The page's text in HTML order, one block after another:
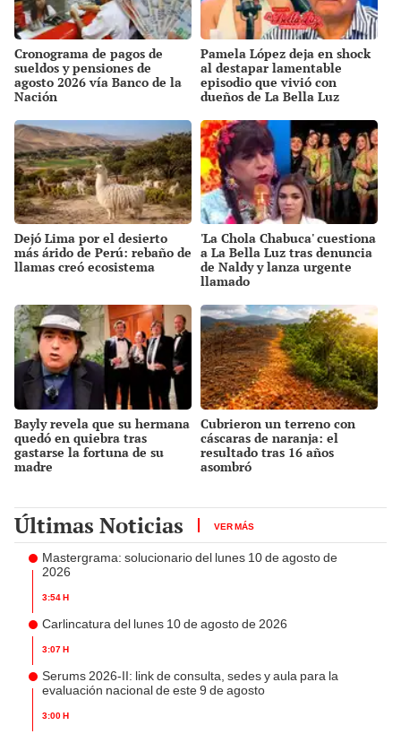
Cronograma de pagos de
sueldos y pensiones de
agosto 2026 vía Banco de la
Nación
Pamela López deja en shock
al destapar lamentable
episodio que vivió con
dueños de La Bella Luz
Dejó Lima por el desierto
más árido de Perú: rebaño de
llamas creó ecosistema
'La Chola Chabuca' cuestiona
a La Bella Luz tras denuncia
de Naldy y lanza urgente
llamado
Bayly revela que su hermana
quedó en quiebra tras
gastarse la fortuna de su
madre
Cubrieron un terreno con
cáscaras de naranja: el
resultado tras 16 años
asombró
Últimas Noticias VER MÁS
Mastergrama: solucionario del lunes 10 de agosto de
2026
3:54 h
Carlincatura del lunes 10 de agosto de 2026
3:07 h
Serums 2026-II: link de consulta, sedes y aula para la
evaluación nacional de este 9 de agosto
3:00 h